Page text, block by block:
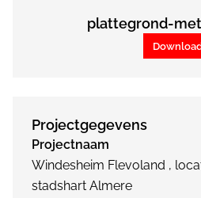
plattegrond-
Projectgegevens
Projectnaam
Windesheim Flevoland ,
stadshart Almere